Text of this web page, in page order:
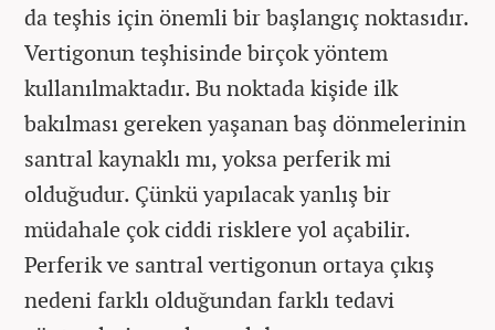
da teşhis için önemli bir başlangıç noktasıdır.
Vertigonun teşhisinde birçok yöntem
kullanılmaktadır. Bu noktada kişide ilk
bakılması gereken yaşanan baş dönmelerinin
santral kaynaklı mı, yoksa perferik mi
olduğudur. Çünkü yapılacak yanlış bir
müdahale çok ciddi risklere yol açabilir.
Perferik ve santral vertigonun ortaya çıkış
nedeni farklı olduğundan farklı tedavi